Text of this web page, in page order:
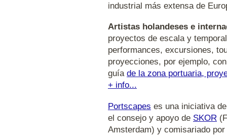
industrial más extensa de
Artistas holandeses e
proyectos de escala y
performances, excursiones,
proyecciones, por ejemplo,
guía de la zona portuaria,
+ info...
Portscapes es una iniciativa
el consejo y apoyo de SKOR
Amsterdam) y comisariado por